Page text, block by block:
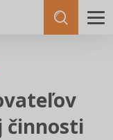
činnosti